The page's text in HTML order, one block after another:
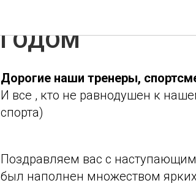
ГОДОМ
Дорогие наши тренеры,
И все , кто не равнодушен к
спорта)
Поздравляем вас с
был наполнен множеством